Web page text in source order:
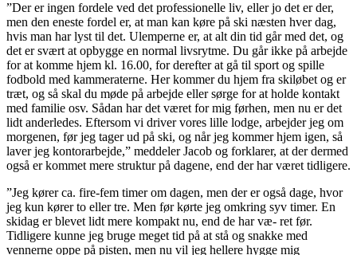
”Der er ingen fordele ved det professionelle liv, eller jo det er der,
men den eneste fordel er, at man kan køre på ski næsten hver dag,
hvis man har lyst til det. Ulemperne er, at alt din tid går med det, og
det er svært at opbygge en normal livsrytme. Du går ikke på arbejde
for at komme hjem kl. 16.00, for derefter at gå til sport og spille
fodbold med kammeraterne. Her kommer du hjem fra skiløbet og er
træt, og så skal du møde på arbejde eller sørge for at holde kontakt
med familie osv. Sådan har det været for mig førhen, men nu er det
lidt anderledes. Eftersom vi driver vores lille lodge, arbejder jeg om
morgenen, før jeg tager ud på ski, og når jeg kommer hjem igen, så
laver jeg kontorarbejde,” meddeler Jacob og forklarer, at der dermed
også er kommet mere struktur på dagene, end der har været tidligere.
”Jeg kører ca. fire-fem timer om dagen, men der er også dage, hvor
jeg kun kører to eller tre. Men før kørte jeg omkring syv timer. En
skidag er blevet lidt mere kompakt nu, end de har væ- ret før.
Tidligere kunne jeg bruge meget tid på at stå og snakke med
vennerne oppe på pisten, men nu vil jeg hellere hygge mig